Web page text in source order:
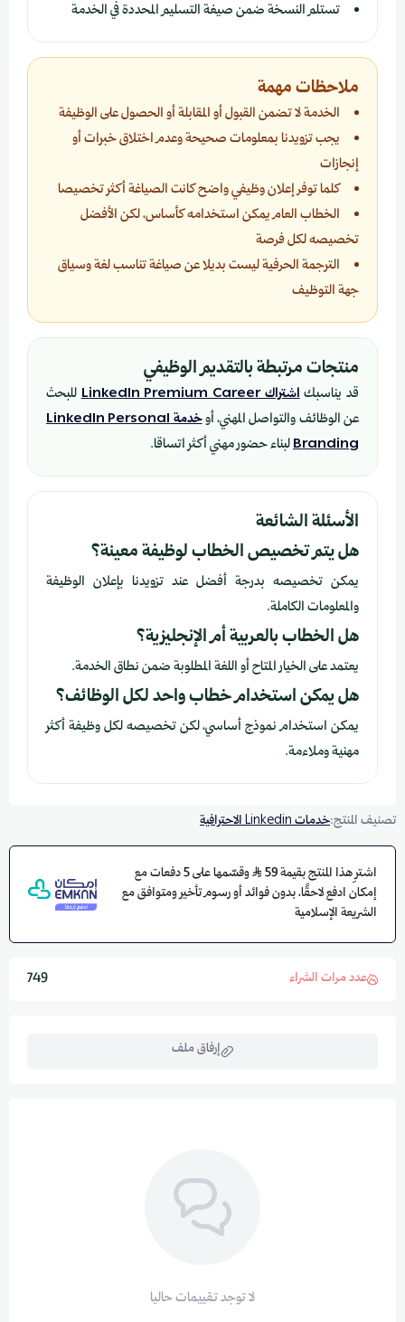
تستلم النسخة ضمن صيغة التسليم المحددة في الخدمة
ملاحظات مهمة
الخدمة لا تضمن القبول أو المقابلة أو الحصول على الوظيفة
يجب تزويدنا بمعلومات صحيحة وعدم اختلاق خبرات أو
إنجازات
كلما توفر إعلان وظيفي واضح كانت الصياغة أكثر تخصيصا
الخطاب العام يمكن استخدامه كأساس، لكن الأفضل
تخصيصه لكل فرصة
الترجمة الحرفية ليست بديلا عن صياغة تناسب لغة وسياق
جهة التوظيف
منتجات مرتبطة بالتقديم الوظيفي
قد يناسبكاشتراك LinkedIn Premium Career
للبحث
عن الوظائف والتواصل المهني، أو
خدمة LinkedIn Personal
Brandingلبناء حضور مهني أكثر اتساقا.
الأسئلة الشائعة
هل يتم تخصيص الخطاب لوظيفة معينة؟
يمكن تخصيصه بدرجة أفضل عند تزويدنا بإعلان الوظيفة
والمعلومات الكاملة.
هل الخطاب بالعربية أم الإنجليزية؟
يعتمد على الخيار المتاح أو اللغة المطلوبة ضمن نطاق الخدمة.
هل يمكن استخدام خطاب واحد لكل الوظائف؟
يمكن استخدام نموذج أساسي، لكن تخصيصه لكل وظيفة أكثر
مهنية وملاءمة.
تصنيف المنتج:خدمات Linkedin الاحترافية
اشترِ هذا المنتج بقيمة 59
وقسّمها على 5 دفعات مع
إمكان ادفع لاحقًا، بدون فوائد أو رسوم تأخير ومتوافق مع
الشريعة الإسلامية
عدد مرات الشراء 749
إرفاق ملف
لا توجد تقييمات حاليا